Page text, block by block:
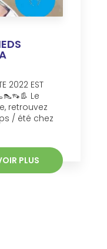
2022 EST
Le
retrouvez
/ été chez
PLUS